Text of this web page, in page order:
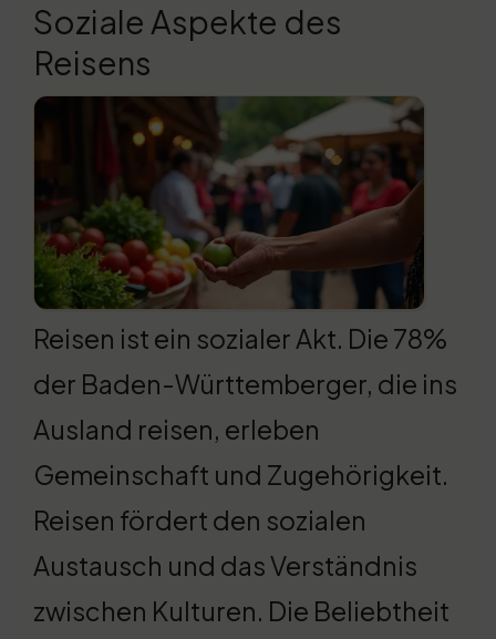
Soziale Aspekte des
Reisens
Reisen ist ein sozialer Akt. Die 78%
der Baden-Württemberger, die ins
Ausland reisen, erleben
Gemeinschaft und Zugehörigkeit.
Reisen fördert den sozialen
Austausch und das Verständnis
zwischen Kulturen. Die Beliebtheit